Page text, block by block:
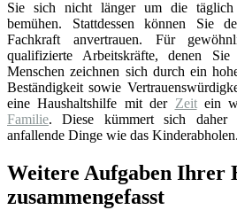
Sie sich nicht länger um die täglich
bemühen. Stattdessen können Sie
Fachkraft anvertrauen. Für
qualifizierte Arbeitskräfte, denen
Menschen zeichnen sich durch ein
Beständigkeit sowie
eine Haushaltshilfe mit der Zeitein
Familie. Diese kümmert sich daher
anfallende Dinge wie das Kinderabholen.
Weitere Aufgaben Ihrer
zusammengefasst